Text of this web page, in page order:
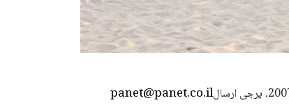
panet@panet.co.ilاستعمال المضامين بموجب بند 27 أ لقانون الحقوق الأدبية لسنة 2007، يرجى ارسال